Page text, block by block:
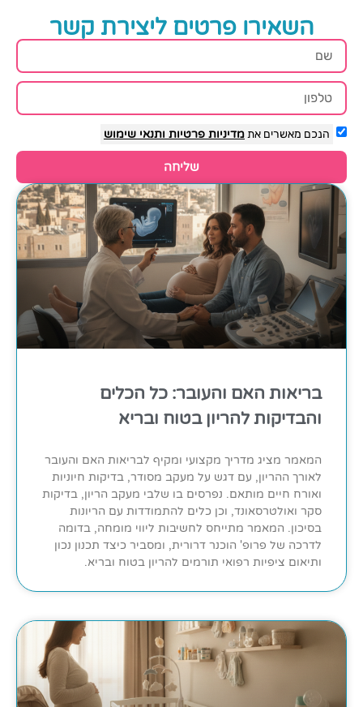
השאירו פרטים ליצירת קשר
הנכם מאשרים אתמדיניות פרטיות ותנאי שימוש
שליחה
בריאות האם והעובר: כל הכלים
והבדיקות להריון בטוח ובריא
המאמר מציג מדריך מקצועי ומקיף לבריאות האם והעובר
לאורך ההריון, עם דגש על מעקב מסודר, בדיקות חיוניות
ואורח חיים מותאם. נפרסים בו שלבי מעקב הריון, בדיקות
סקר ואולטרסאונד, וכן כלים להתמודדות עם הריונות
בסיכון. המאמר מתייחס לחשיבות ליווי מומחה, בדומה
לדרכה של פרופ' הוכנר דרורית, ומסביר כיצד תכנון נכון
ותיאום ציפיות רפואי תורמים להריון בטוח ובריא.